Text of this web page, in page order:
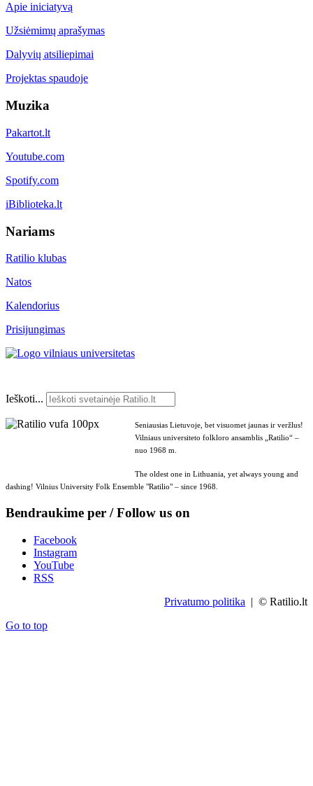
Apie iniciatyvą
Užsiėmimų aprašymas
Dalyvių atsiliepimai
Projektas spaudoje
Muzika
Pakartot.lt
Youtube.com
Spotify.com
iBiblioteka.lt
Nariams
Ratilio klubas
Natos
Kalendorius
Prisijungimas
Ieškoti...
Seniausias Lietuvoje, bet visuomet jaunas ir veržlus!
Vilniaus universiteto folkloro ansamblis „Ratilio“ –
nuo 1968 m.
The oldest one in Lithuania, yet always young and
dashing! Vilnius University Folk Ensemble "Ratilio" – since 1968.
Bendraukime per / Follow us on
Facebook
Instagram
YouTube
RSS
Privatumo politika | © Ratilio.lt
Go to top